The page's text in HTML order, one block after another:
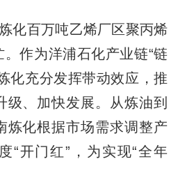
百万吨乙烯厂区聚丙烯
作为洋浦石化产业链“链
化充分发挥带动效应，推
级、加快发展。从炼油到
炼化根据市场需求调整产
“开门红”，为实现“全年